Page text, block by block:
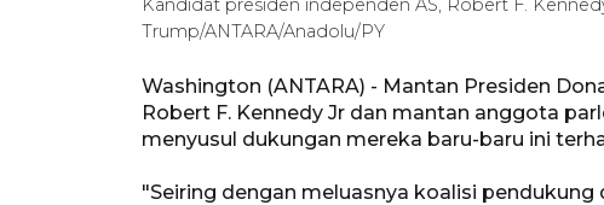
Kandidat presiden independen AS, Robert F.
Trump/ANTARA/Anadolu/PY
Washington (ANTARA) - Mantan Presiden
Robert F. Kennedy Jr dan mantan anggota
menyusul dukungan mereka baru-baru ini
"Seiring dengan meluasnya koalisi